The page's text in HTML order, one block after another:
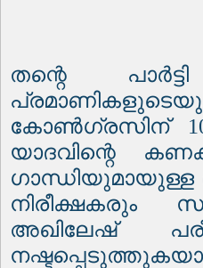
തന്റെ
കോൺഗ്രസിന്
യാദവിന്റെ
ഗാന്ധിയുമായുള്ള
നിരീക്ഷകരും
അഖിലേഷ്